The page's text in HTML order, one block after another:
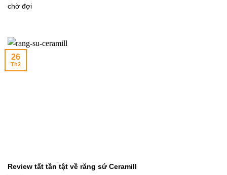
chờ đợi
Review tất tần tật về răng sứ Ceramill
26
Th2